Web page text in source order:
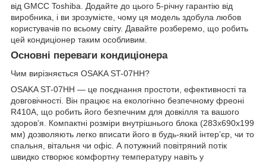
від GMCC Toshiba. Додайте до цього 5-річну гарантію від
виробника, і ви зрозумієте, чому ця модель здобула любов
користувачів по всьому світу. Давайте розберемо, що робить
цей кондиціонер таким особливим.
Основні переваги кондиціонера
Чим вирізняється OSAKA ST-07HH?
OSAKA ST-07HH — це поєднання простоти, ефективності та
довговічності. Він працює на екологічно безпечному фреоні
R410A, що робить його безпечним для довкілля та вашого
здоров’я. Компактні розміри внутрішнього блока (283x690x199
мм) дозволяють легко вписати його в будь-який інтер’єр, чи то
спальня, вітальня чи офіс. А потужний повітряний потік
швидко створює комфортну температуру навіть у